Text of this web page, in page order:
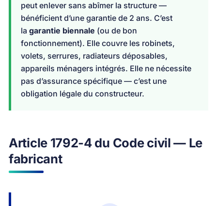
peut enlever sans abîmer la structure —
bénéficient d’une garantie de 2 ans. C’est
la garantie biennale (ou de bon
fonctionnement). Elle couvre les robinets,
volets, serrures, radiateurs déposables,
appareils ménagers intégrés. Elle ne nécessite
pas d’assurance spécifique — c’est une
obligation légale du constructeur.
Article 1792-4 du Code civil — Le
fabricant